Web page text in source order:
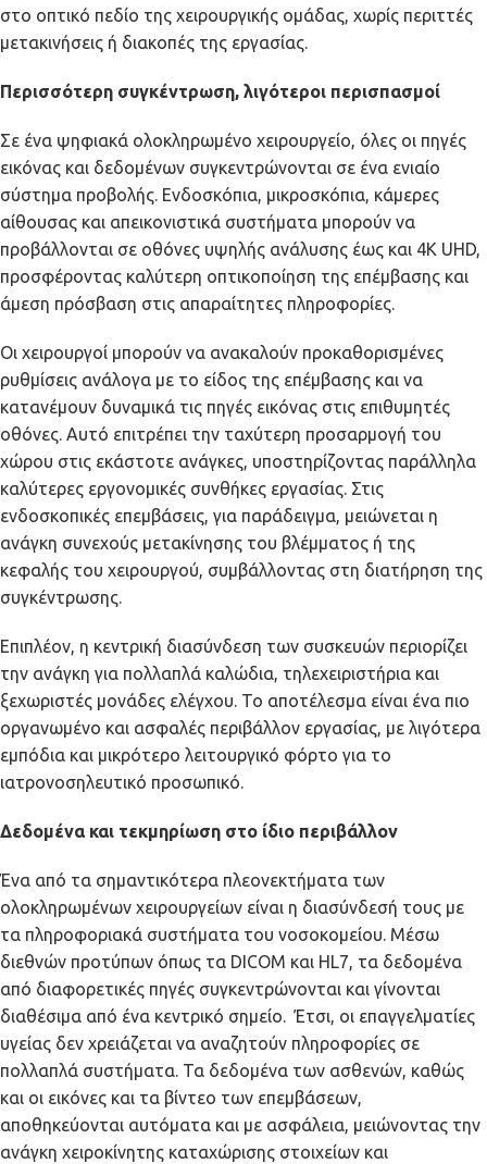
στο οπτικό πεδίο της χειρουργικής ομάδας, χωρίς περιττές
μετακινήσεις ή διακοπές της εργασίας.
Περισσότερη συγκέντρωση, λιγότεροι περισπασμοί
Σε ένα ψηφιακά ολοκληρωμένο χειρουργείο, όλες οι πηγές
εικόνας και δεδομένων συγκεντρώνονται σε ένα ενιαίο
σύστημα προβολής. Ενδοσκόπια, μικροσκόπια, κάμερες
αίθουσας και απεικονιστικά συστήματα μπορούν να
προβάλλονται σε οθόνες υψηλής ανάλυσης έως και 4K UHD,
προσφέροντας καλύτερη οπτικοποίηση της επέμβασης και
άμεση πρόσβαση στις απαραίτητες πληροφορίες.
Οι χειρουργοί μπορούν να ανακαλούν προκαθορισμένες
ρυθμίσεις ανάλογα με το είδος της επέμβασης και να
κατανέμουν δυναμικά τις πηγές εικόνας στις επιθυμητές
οθόνες. Αυτό επιτρέπει την ταχύτερη προσαρμογή του
χώρου στις εκάστοτε ανάγκες, υποστηρίζοντας παράλληλα
καλύτερες εργονομικές συνθήκες εργασίας. Στις
ενδοσκοπικές επεμβάσεις, για παράδειγμα, μειώνεται η
ανάγκη συνεχούς μετακίνησης του βλέμματος ή της
κεφαλής του χειρουργού, συμβάλλοντας στη διατήρηση της
συγκέντρωσης.
Επιπλέον, η κεντρική διασύνδεση των συσκευών περιορίζει
την ανάγκη για πολλαπλά καλώδια, τηλεχειριστήρια και
ξεχωριστές μονάδες ελέγχου. Το αποτέλεσμα είναι ένα πιο
οργανωμένο και ασφαλές περιβάλλον εργασίας, με λιγότερα
εμπόδια και μικρότερο λειτουργικό φόρτο για το
ιατρονοσηλευτικό προσωπικό.
Δεδομένα και τεκμηρίωση στο ίδιο περιβάλλον
Ένα από τα σημαντικότερα πλεονεκτήματα των
ολοκληρωμένων χειρουργείων είναι η διασύνδεσή τους με
τα πληροφοριακά συστήματα του νοσοκομείου. Μέσω
διεθνών προτύπων όπως τα DICOM και HL7, τα δεδομένα
από διαφορετικές πηγές συγκεντρώνονται και γίνονται
διαθέσιμα από ένα κεντρικό σημείο. Έτσι, οι επαγγελματίες
υγείας δεν χρειάζεται να αναζητούν πληροφορίες σε
πολλαπλά συστήματα. Τα δεδομένα των ασθενών, καθώς
και οι εικόνες και τα βίντεο των επεμβάσεων,
αποθηκεύονται αυτόματα και με ασφάλεια, μειώνοντας την
ανάγκη χειροκίνητης καταχώρισης στοιχείων και